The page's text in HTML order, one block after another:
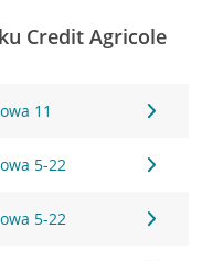
Credit Agricole
11
5-22
5-22